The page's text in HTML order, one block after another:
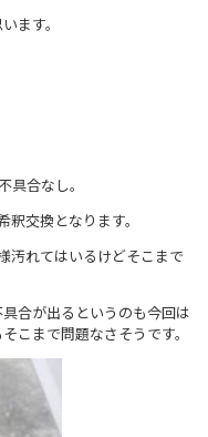
ます。
具合なし。
交換となります。
汚れてはいるけどそこまで
合が出るというのも今回は
こまで問題なさそうです。